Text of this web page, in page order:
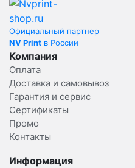
Официальный партнер
NV Print в России
Компания
Оплата
Доставка и самовывоз
Гарантия и сервис
Сертификаты
Промо
Контакты
Информация